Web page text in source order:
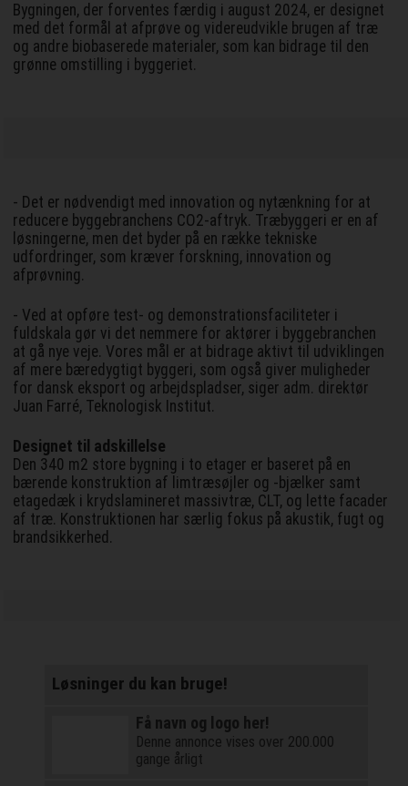
Bygningen, der forventes færdig i august 2024, er designet
med det formål at afprøve og videreudvikle brugen af træ
og andre biobaserede materialer, som kan bidrage til den
grønne omstilling i byggeriet.
- Det er nødvendigt med innovation og nytænkning for at
reducere byggebranchens CO2-aftryk. Træbyggeri er en af
løsningerne, men det byder på en række tekniske
udfordringer, som kræver forskning, innovation og
afprøvning.
- Ved at opføre test- og demonstrationsfaciliteter i
fuldskala gør vi det nemmere for aktører i byggebranchen
at gå nye veje. Vores mål er at bidrage aktivt til udviklingen
af mere bæredygtigt byggeri, som også giver muligheder
for dansk eksport og arbejdspladser, siger adm. direktør
Juan Farré, Teknologisk Institut.
Designet til adskillelse
Den 340 m2 store bygning i to etager er baseret på en
bærende konstruktion af limtræsøjler og -bjælker samt
etagedæk i krydslamineret massivtræ, CLT, og lette facader
af træ. Konstruktionen har særlig fokus på akustik, fugt og
brandsikkerhed.
Løsninger du kan bruge!
Få navn og logo her!
Denne annonce vises over 200.000
gange årligt